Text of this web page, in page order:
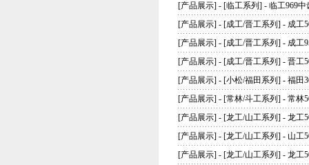
[产品展示] - [临工系列 ] - 临工969中
[产品展示] - [成工/晋工系列 ] - 成工
[产品展示] - [成工/晋工系列 ] - 成工
[产品展示] - [成工/晋工系列 ] - 晋工
[产品展示] - [小松/福田系列 ] - 福田
[产品展示] - [常林/斗工系列 ] - 常林
[产品展示] - [龙工/山工系列 ] - 龙工
[产品展示] - [龙工/山工系列 ] - 山工
[产品展示] - [龙工/山工系列 ] - 龙工